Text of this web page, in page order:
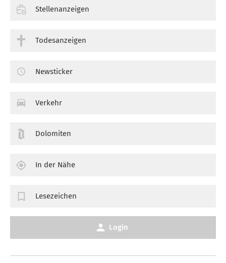
Stellenanzeigen
Todesanzeigen
Newsticker
Verkehr
Dolomiten
In der Nähe
Lesezeichen
Login